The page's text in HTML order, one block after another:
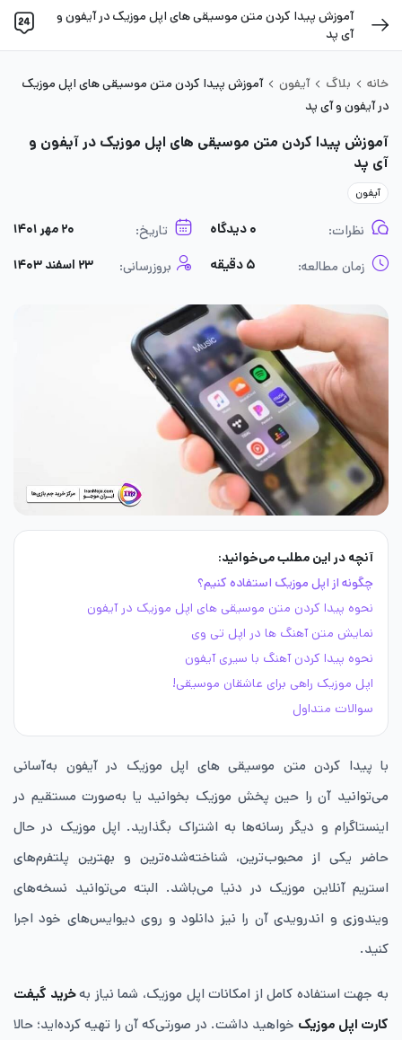
آموزش پیدا کردن متن موسیقی های اپل موزیک در آیفون و
آی‌ پد
خانه بلاگ آیفون
آموزش پیدا کردن متن موسیقی های اپل موزیک
در آیفون و آی‌ پد
آموزش پیدا کردن متن موسیقی های اپل موزیک در آیفون و
آی‌ پد
آیفون
نظرات: ۰ دیدگاه تاریخ: ۲۰ مهر ۱۴۰۱
زمان مطالعه: ۵ دقیقه بروزرسانی: ۲۳ اسفند ۱۴۰۳
آنچه در این مطلب می‌خوانید:
چگونه از اپل موزیک استفاده کنیم؟
نحوه پیدا کردن متن موسیقی های اپل موزیک در آیفون
نمایش متن آهنگ‌ ها در اپل تی وی
نحوه پیدا کردن آهنگ با سیری آیفون
اپل موزیک راهی برای عاشقان موسیقی!
سوالات متداول
با پیدا کردن متن موسیقی های اپل موزیک در آیفون به‌آسانی
می‌توانید آن را حین پخش موزیک بخوانید یا به‌صورت مستقیم در
اینستاگرام و دیگر رسانه‌ها به اشتراک بگذارید. اپل موزیک در حال
حاضر یکی از محبوب‌ترین، شناخته‌شده‌ترین و بهترین پلتفرم‌های
استریم آنلاین موزیک در دنیا می‌باشد. البته می‌توانید نسخه‌های
ویندوزی و اندرویدی آن را نیز دانلود و روی دیوایس‌های خود اجرا
کنید.
به جهت استفاده کامل از امکانات اپل موزیک، شما نیاز بهخرید گیفت‌
کارت اپل موزیک خواهید داشت. در صورتی‌که آن را تهیه کرده‌اید؛ حالا